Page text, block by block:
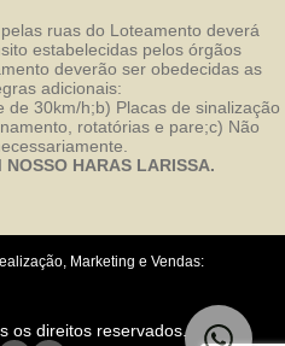
ruas do Loteamento deverá
estabelecidas pelos órgãos
deverão ser obedecidas as
adicionais:
de 30km/h;b) Placas de sinalização
rotatórias e pare;c) Não
HARAS LARISSA.
Marketing e Vendas:
os direitos reservados.